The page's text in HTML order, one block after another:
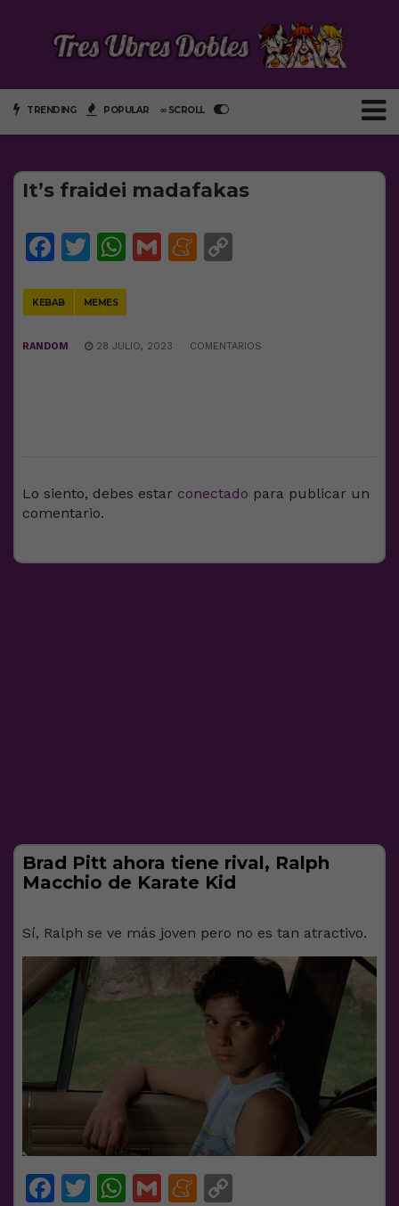
TRENDING POPULAR ∞ SCROLL
It’s fraidei madafakas
Facebook
Twitter
WhatsApp
GmailMeneame
KEBAB MEMES
RANDOM 28 JULIO, 2023 COMENTARIOS
Lo siento, debes estar conectado para publicar un
comentario.
Brad Pitt ahora tiene rival, Ralph
Macchio de Karate Kid
Sí, Ralph se ve más joven pero no es tan atractivo.
Facebook
Twitter
WhatsApp
GmailMeneame